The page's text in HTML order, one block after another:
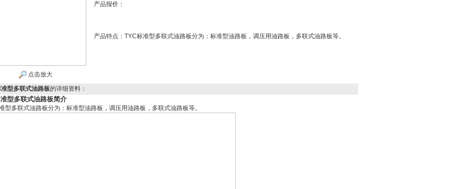
点击放大
产品报价：
产品特点： TYC标准型多联式油路板分为：标准型油路板，调压用油路板，多联式油路板等。
型多联式油路板的详细资料：
型多联式油路板简介
型多联式油路板分为：标准型油路板，调压用油路板，多联式油路板等。